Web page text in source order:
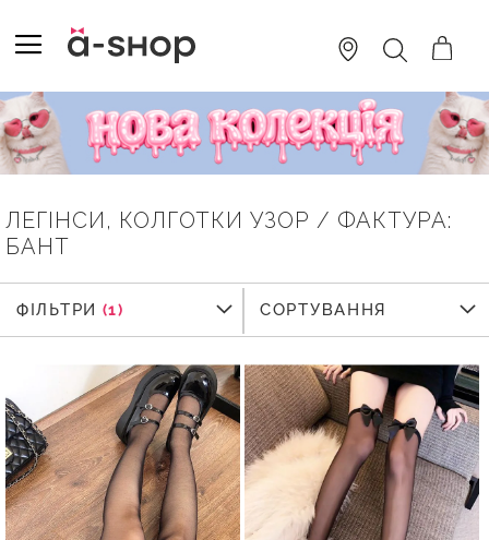
TO
CONTENT
ПОШУК
ЛЕГІНСИ, КОЛГОТКИ УЗОР / ФАКТУРА:
БАНТ
ФІЛЬТРИ
ФІЛЬТРИ СОРТУВАННЯ